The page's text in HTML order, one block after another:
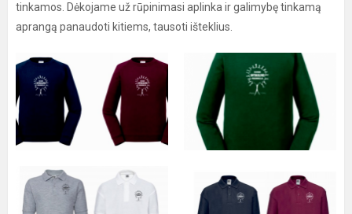
tinkamos. Dėkojame už rūpinimasi aplinka ir galimybę tinkamą
aprangą panaudoti kitiems, tausoti išteklius.